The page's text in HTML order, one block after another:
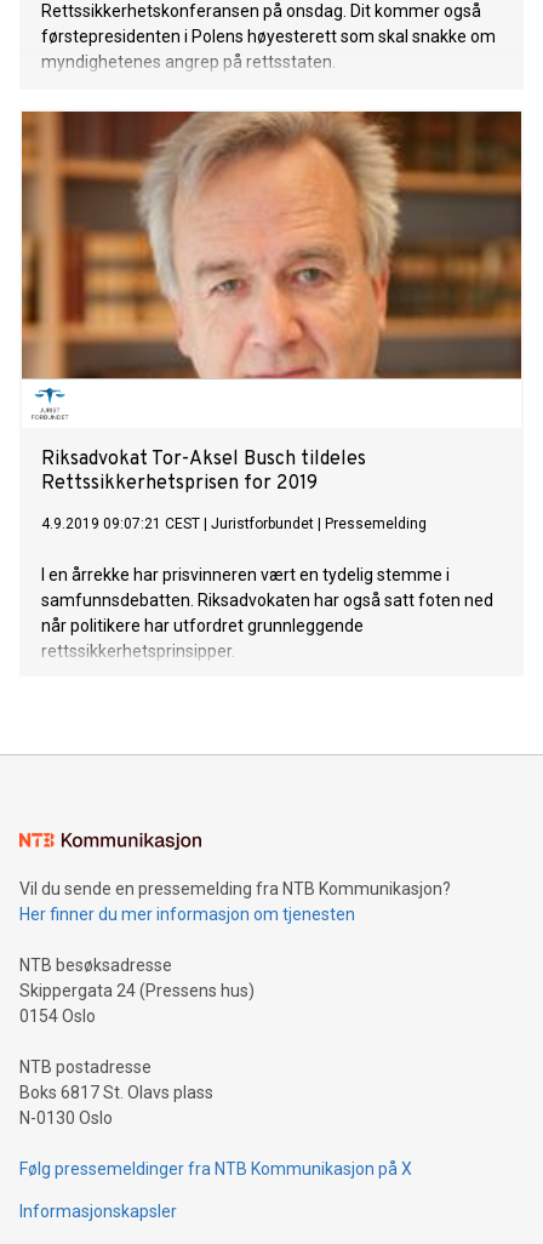
Rettssikkerhetskonferansen på onsdag. Dit kommer også
førstepresidenten i Polens høyesterett som skal snakke om
myndighetenes angrep på rettsstaten.
Riksadvokat Tor-Aksel Busch tildeles
Rettssikkerhetsprisen for 2019
4.9.2019 09:07:21 CEST Juristforbundet Pressemelding
I en årrekke har prisvinneren vært en tydelig stemme i
samfunnsdebatten. Riksadvokaten har også satt foten ned
når politikere har utfordret grunnleggende
rettssikkerhetsprinsipper.
Vil du sende en pressemelding fra NTB Kommunikasjon?
Her finner du mer informasjon om tjenesten
NTB besøksadresse
Skippergata 24 (Pressens hus)
0154 Oslo
NTB postadresse
Boks 6817 St. Olavs plass
N-0130 Oslo
Følg pressemeldinger fra NTB Kommunikasjon på X
Informasjonskapsler